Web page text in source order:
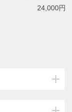
24,000円